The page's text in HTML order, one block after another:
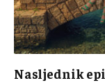
Nasljednik